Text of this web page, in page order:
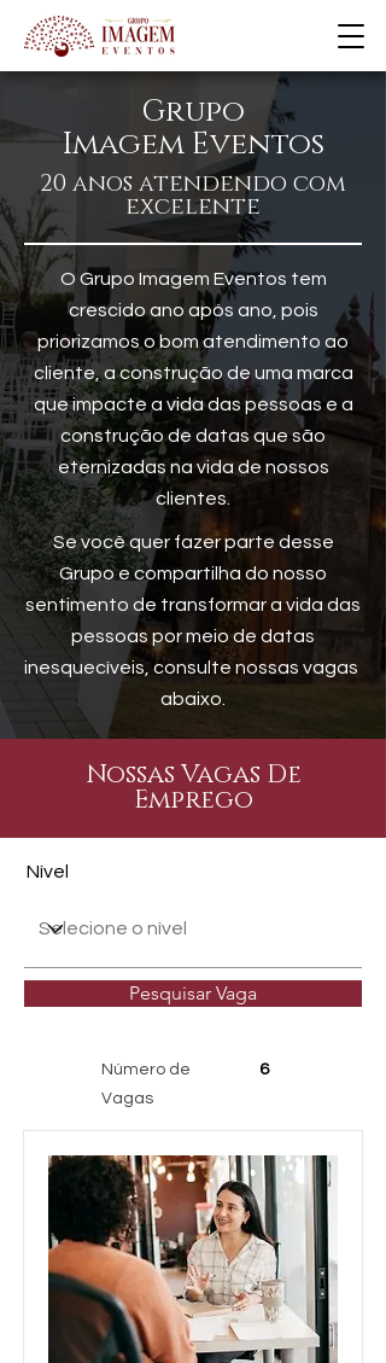
Grupo
Imagem Eventos
20 anos atendendo com
excelente
O Grupo Imagem Eventos tem
crescido ano após ano, pois
priorizamos o bom atendimento ao
cliente, a construção de uma marca
que impacte a vida das pessoas e a
construção de datas que são
eternizadas na vida de nossos
clientes.
Se você quer fazer parte desse
Grupo e compartilha do nosso
sentimento de transformar a vida das
pessoas por meio de datas
inesquecíveis, consulte nossas vagas
abaixo.
Nossas Vagas De
Emprego
Nível
Pesquisar Vaga
Número de
Vagas
6